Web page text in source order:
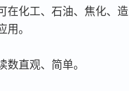
在化工、石油、焦化、造
用。
数直观、简单。